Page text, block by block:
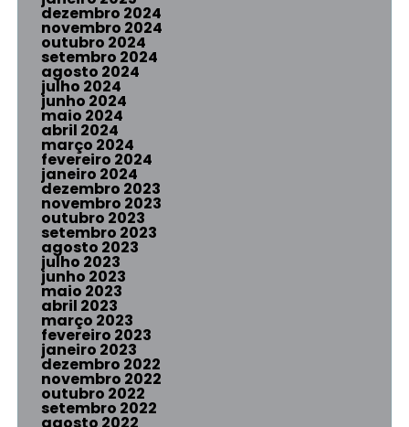
dezembro 2024
novembro 2024
outubro 2024
setembro 2024
agosto 2024
julho 2024
junho 2024
maio 2024
abril 2024
março 2024
fevereiro 2024
janeiro 2024
dezembro 2023
novembro 2023
outubro 2023
setembro 2023
agosto 2023
julho 2023
junho 2023
maio 2023
abril 2023
março 2023
fevereiro 2023
janeiro 2023
dezembro 2022
novembro 2022
outubro 2022
setembro 2022
agosto 2022